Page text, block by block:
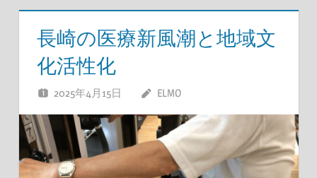
長崎の医療新風潮と地域文
化活性化
2025年4月15日 ELMO